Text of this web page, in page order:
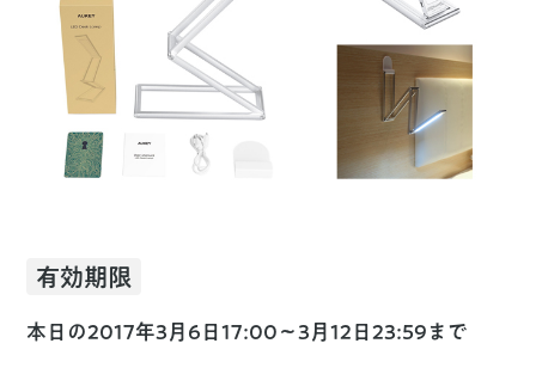
有効期限
本日の2017年3月6日17:00〜3月12日23:59 まで